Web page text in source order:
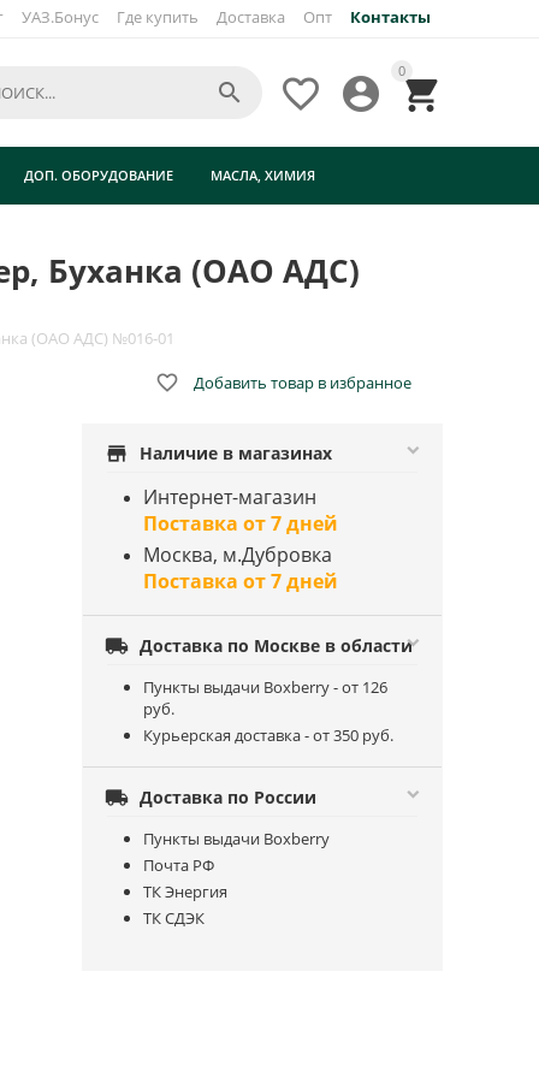
УАЗ.Бонус Где купить Доставка Опт Контакты
0




ДОП. ОБОРУДОВАНИЕ МАСЛА, ХИМИЯ
Буханка (ОАО АДС)
(ОАО АДС) №016-01
 Добавить товар в избранное
store Наличие в магазинах
Интернет-магазин
Поставка от 7 дней
Москва, м.Дубровка
Поставка от 7 дней
 Доставка по Москве в области
Пункты выдачи Boxberry - от 126
руб.
Курьерская доставка - от 350 руб.
 Доставка по России
Пункты выдачи Boxberry
Почта РФ
ТК Энергия
ТК СДЭК